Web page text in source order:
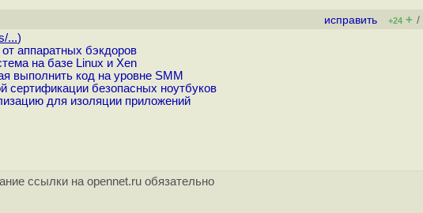
исправить +24 + /
...)
аппаратных бэкдоров
на базе Linux и Xen
выполнить код на уровне SMM
сертификации безопасных ноутбуков
для изоляции приложений
ссылки на opennet.ru обязательно